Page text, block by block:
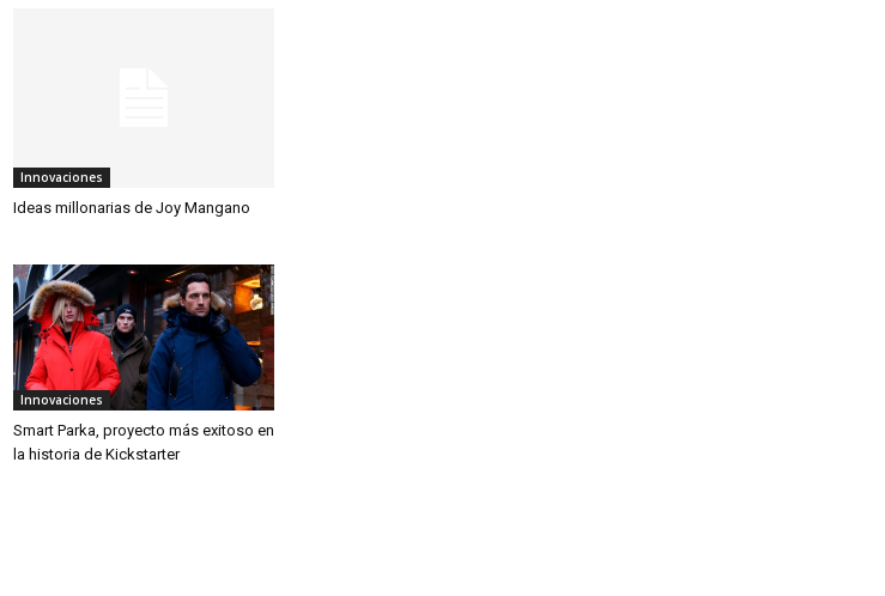
Innovaciones
Ideas millonarias de Joy Mangano
Innovaciones
Smart Parka, proyecto más exitoso en
la historia de Kickstarter